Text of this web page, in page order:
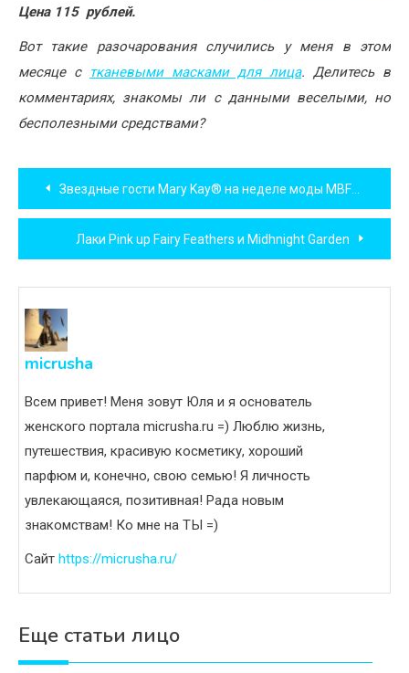
Цена 115 рублей.
Вот такие разочарования случились у меня в этом
месяце с тканевыми масками для лица. Делитесь в
комментариях, знакомы ли с данными веселыми, но
бесполезными средствами?
Навигация
по
записям
Звездные гости Mary Kay® на неделе моды MBFW Russia
Лаки Pink up Fairy Feathers и Midhnight Garden
micrusha
Всем привет! Меня зовут Юля и я основатель
женского портала micrusha.ru =) Люблю жизнь,
путешествия, красивую косметику, хороший
парфюм и, конечно, свою семью! Я личность
увлекающаяся, позитивная! Рада новым
знакомствам! Ко мне на ТЫ =)
Сайт https://micrusha.ru/
Еще статьи лицо